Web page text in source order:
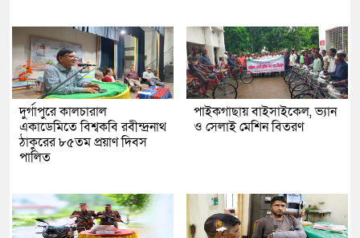
দুর্গাপুরে কালচারাল
একাডেমিতে বিশ্বকবি রবীন্দ্রনাথ
ঠাকুরের ৮৫তম প্রয়াণ দিবস
পালিত
পাইকগাছায় বাইসাইকেল, ভ্যান
ও সেলাই মেশিন বিতরণ